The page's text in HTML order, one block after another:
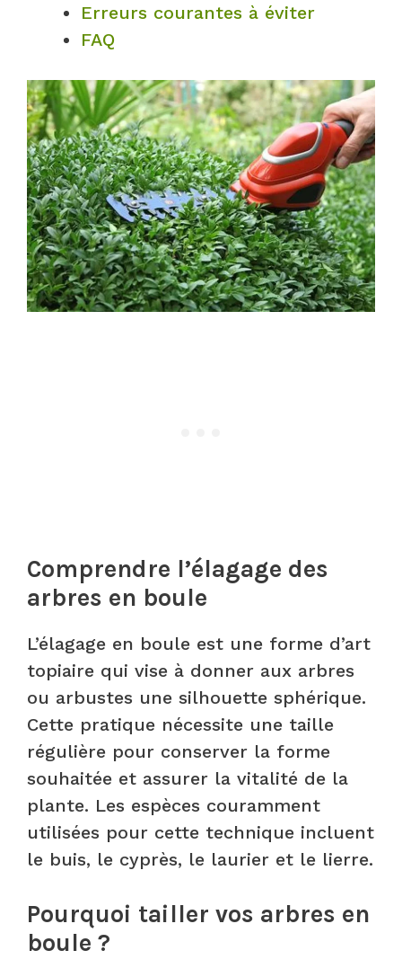
Erreurs courantes à éviter
FAQ
Comprendre l’élagage des
arbres en boule
L’élagage en boule est une forme d’art
topiaire qui vise à donner aux arbres
ou arbustes une silhouette sphérique.
Cette pratique nécessite une taille
régulière pour conserver la forme
souhaitée et assurer la vitalité de la
plante. Les espèces couramment
utilisées pour cette technique incluent
le buis, le cyprès, le laurier et le lierre.
Pourquoi tailler vos arbres en
boule ?